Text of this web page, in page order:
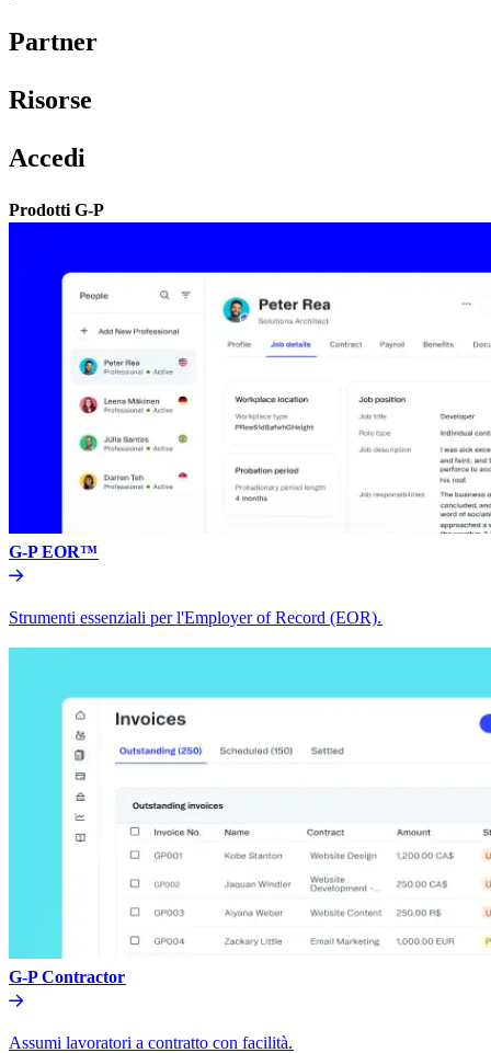
Partner​​
Risorse​​
Accedi​​
Prodotti G-P​​
G-P EOR™​​
Strumenti essenziali per l'Employer of Record (EOR).​​
G-P Contractor​​
Assumi lavoratori a contratto con facilità.​​